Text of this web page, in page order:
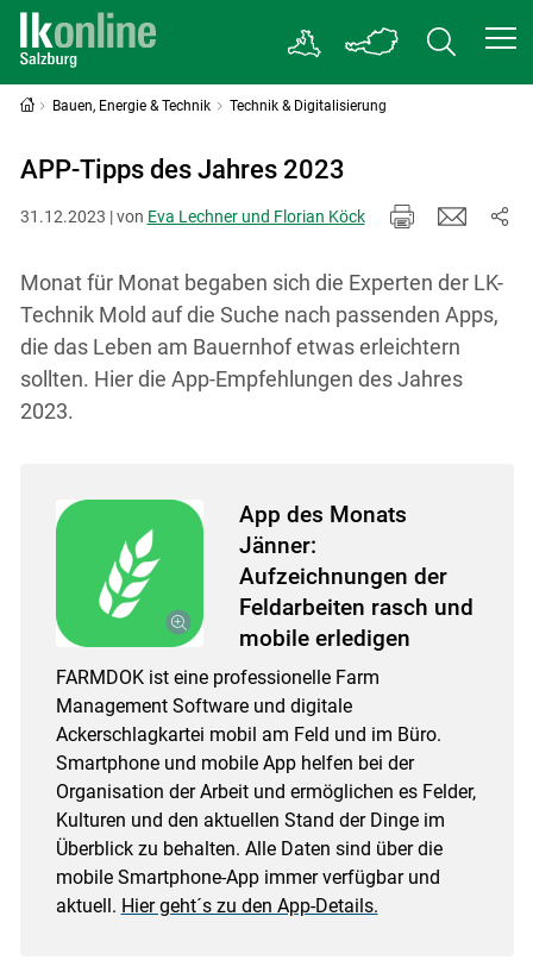
Bauen, Energie & Technik Technik & Digitalisierung
APP-Tipps des Jahres 2023
31.12.2023 | von Eva Lechner und Florian Köck
Monat für Monat begaben sich die Experten der LK-
Technik Mold auf die Suche nach passenden Apps,
die das Leben am Bauernhof etwas erleichtern
sollten. Hier die App-Empfehlungen des Jahres
2023.
App des Monats
Jänner:
Aufzeichnungen der
Feldarbeiten rasch und
mobile erledigen
FARMDOK ist eine professionelle Farm
Management Software und digitale
Ackerschlagkartei mobil am Feld und im Büro.
Smartphone und mobile App helfen bei der
Organisation der Arbeit und ermöglichen es Felder,
Kulturen und den aktuellen Stand der Dinge im
Überblick zu behalten. Alle Daten sind über die
mobile Smartphone-App immer verfügbar und
aktuell. Hier geht´s zu den App-Details.